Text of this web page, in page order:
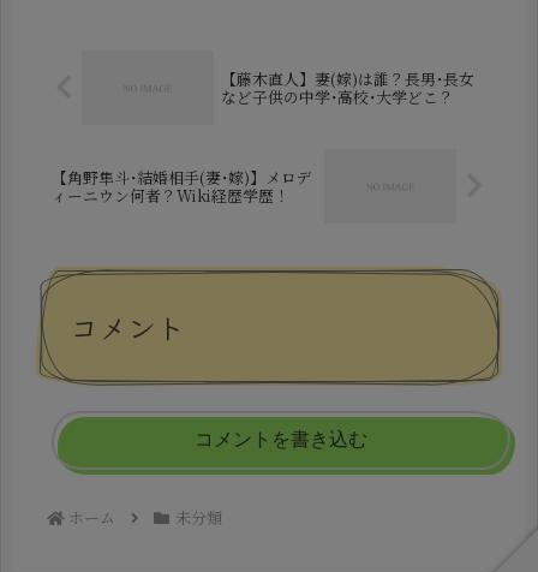
【藤木直人】妻(嫁)は誰？長男･長女
など子供の中学･高校･大学どこ？
【角野隼斗･結婚相手(妻･嫁)】メロデ
ィーニウン何者？Wiki経歴学歴！
コメント
コメントを書き込む
ホーム 未分類